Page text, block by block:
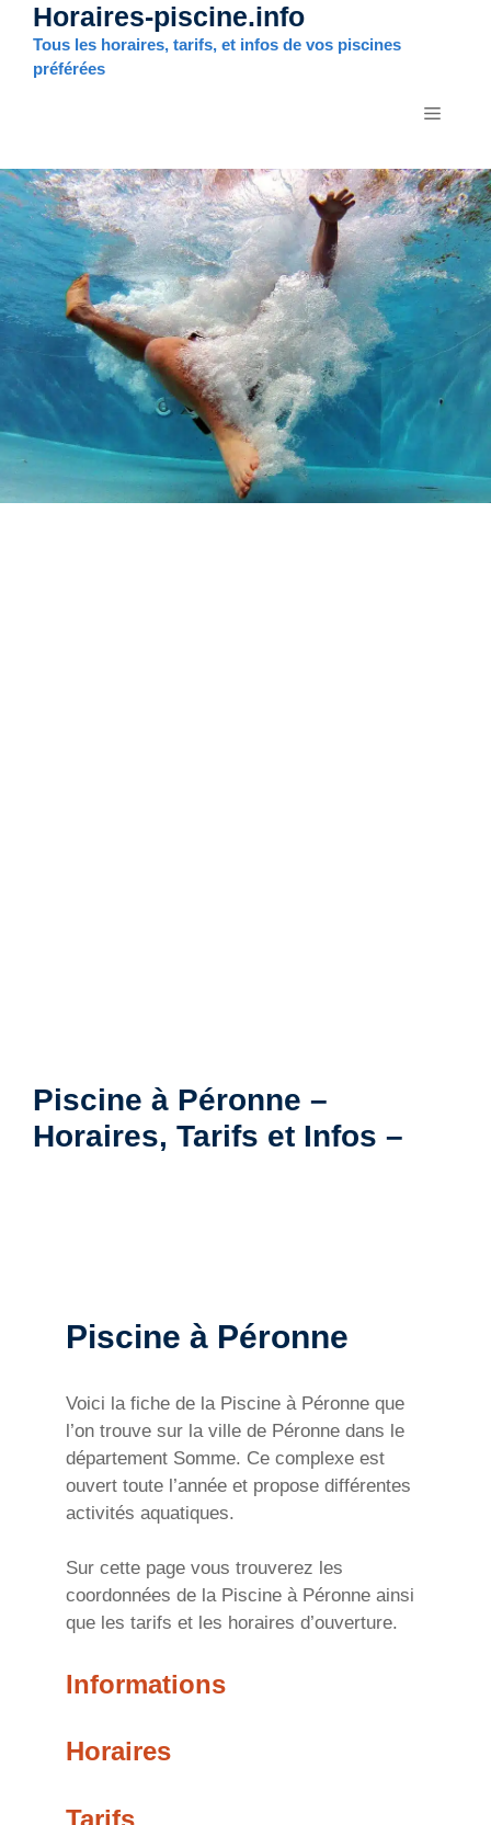
Aller
contenu
Horaires-piscine.info
Tous les horaires, tarifs, et infos de vos piscines
préférées
MENU
Piscine à Péronne –
Horaires, Tarifs et Infos –
Piscine à Péronne
Voici la fiche de la Piscine à Péronne que
l’on trouve sur la ville de Péronne dans le
département Somme. Ce complexe est
ouvert toute l’année et propose différentes
activités aquatiques.
Sur cette page vous trouverez les
coordonnées de la Piscine à Péronne ainsi
que les tarifs et les horaires d’ouverture.
Informations
Horaires
Tarifs